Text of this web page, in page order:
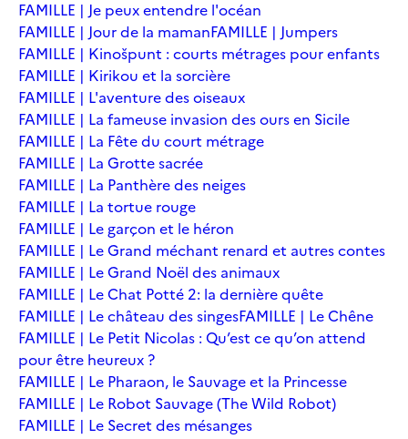
FAMILLE | Je peux entendre l'océan
FAMILLE | Jour de la mamanFAMILLE | Jumpers
FAMILLE | Kinošpunt : courts métrages pour enfants
FAMILLE | Kirikou et la sorcière
FAMILLE | L'aventure des oiseaux
FAMILLE | La fameuse invasion des ours en Sicile
FAMILLE | La Fête du court métrage
FAMILLE | La Grotte sacrée
FAMILLE | La Panthère des neiges
FAMILLE | La tortue rouge
FAMILLE | Le garçon et le héron
FAMILLE | Le Grand méchant renard et autres contes
FAMILLE | Le Grand Noël des animaux
FAMILLE | Le Chat Potté 2: la dernière quête
FAMILLE | Le château des singesFAMILLE | Le Chêne
FAMILLE | Le Petit Nicolas : Qu’est ce qu’on attend
pour être heureux ?
FAMILLE | Le Pharaon, le Sauvage et la Princesse
FAMILLE | Le Robot Sauvage (The Wild Robot)
FAMILLE | Le Secret des mésanges